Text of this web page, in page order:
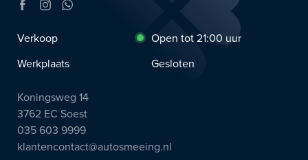
Verkoop
Open tot 21:00 uur
Werkplaats
Gesloten
Koningsweg 14
3762 EC Soest
035 603 9999
klantencontact@autosmeeing.nl